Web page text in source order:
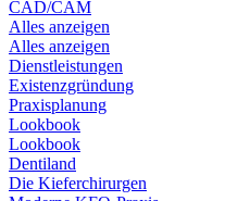
CAD/CAM
Alles anzeigen
Alles anzeigen
Dienstleistungen
Existenzgründung
Praxisplanung
Lookbook
Lookbook
Dentiland
Die Kieferchirurgen